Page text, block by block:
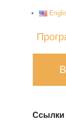
Ссылки